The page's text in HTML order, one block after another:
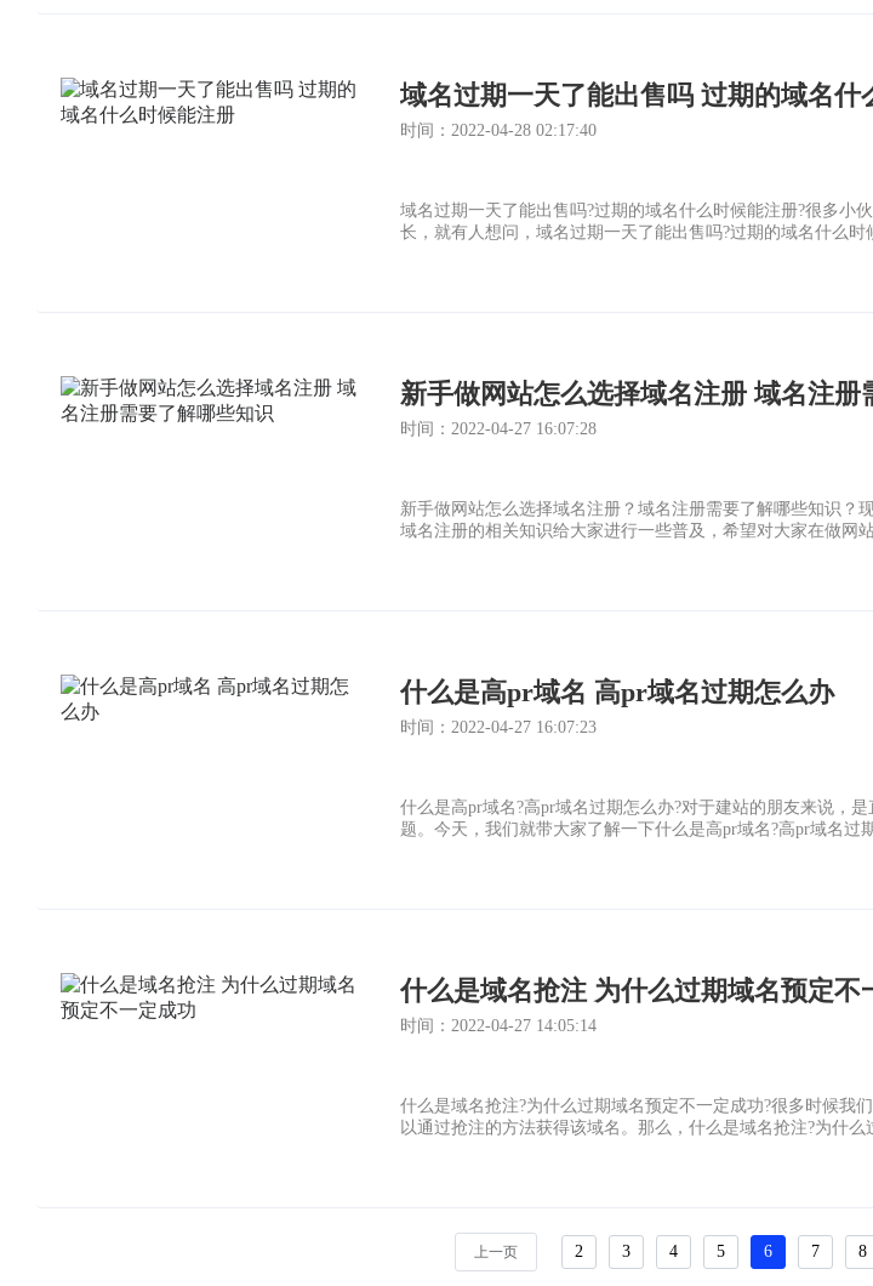
域名过期一天了能出售吗 过期的域名什
时间：2022-04-28 02:17:40
域名过期一天了能出售吗?过期的域名什么时候能注册?很多小
长，就有人想问，域名过期一天了能出售吗?过期的域名什么时
新手做网站怎么选择域名注册 域名注册
时间：2022-04-27 16:07:28
新手做网站怎么选择域名注册？域名注册需要了解哪些知识
域名注册的相关知识给大家进行一些普及，希望对大家在做网
什么是高pr域名 高pr域名过期怎么办
时间：2022-04-27 16:07:23
什么是高pr域名?高pr域名过期怎么办?对于建站的朋友来说，
题。今天，我们就带大家了解一下什么是高pr域名?高pr域名过
什么是域名抢注 为什么过期域名预定不
时间：2022-04-27 14:05:14
什么是域名抢注?为什么过期域名预定不一定成功?很多时候我
以通过抢注的方法获得该域名。那么，什么是域名抢注?为什
上一页 2 3 4 5 6 7 8